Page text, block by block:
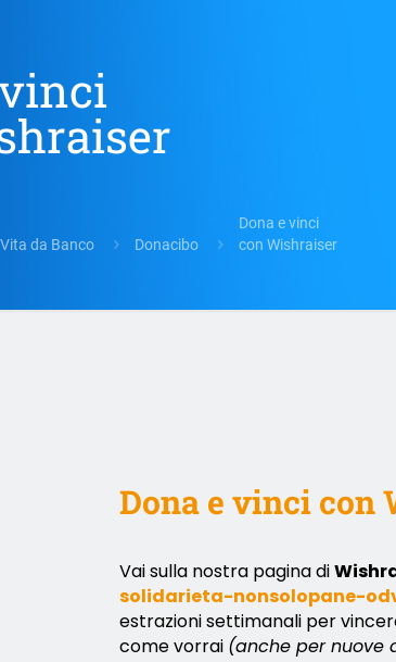
Vita da Banco Donacibo
Dona e vinci
con Wishraiser
Dona e vinci con
Vai sulla nostra pagina di
solidarieta-nonsolopane-
estrazioni settimanali per
come vorrai (anche per nuove